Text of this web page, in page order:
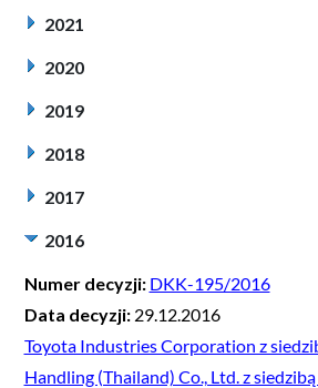
2021
2020
2019
2018
2017
2016
Numer decyzji: DKK-195/2016
Data decyzji: 29.12.2016
Toyota Industries Corporation z
Handling (Thailand) Co., Ltd. z